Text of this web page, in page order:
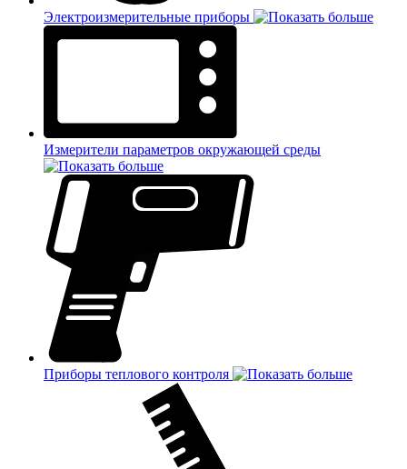
Электроизмерительные приборы
Измерители параметров окружающей среды
Приборы теплового контроля